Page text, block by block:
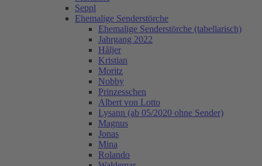
Seppl
Ehemalige Senderstörche
Ehemalige Senderstörche (tabellarisch)
Jahrgang 2022
Håljer
Kristian
Moritz
Nobby
Prinzesschen
Albert von Lotto
Lysann (ab 05/2020 ohne Sender)
Magnus
Jonas
Mina
Rolando